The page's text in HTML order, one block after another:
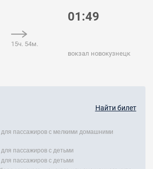
15ч. 54м.
01:49
вокзал новокузнецк
Найти билет
для пассажиров с мелкими домашними
пассажиров с детьми
пассажиров с детьми